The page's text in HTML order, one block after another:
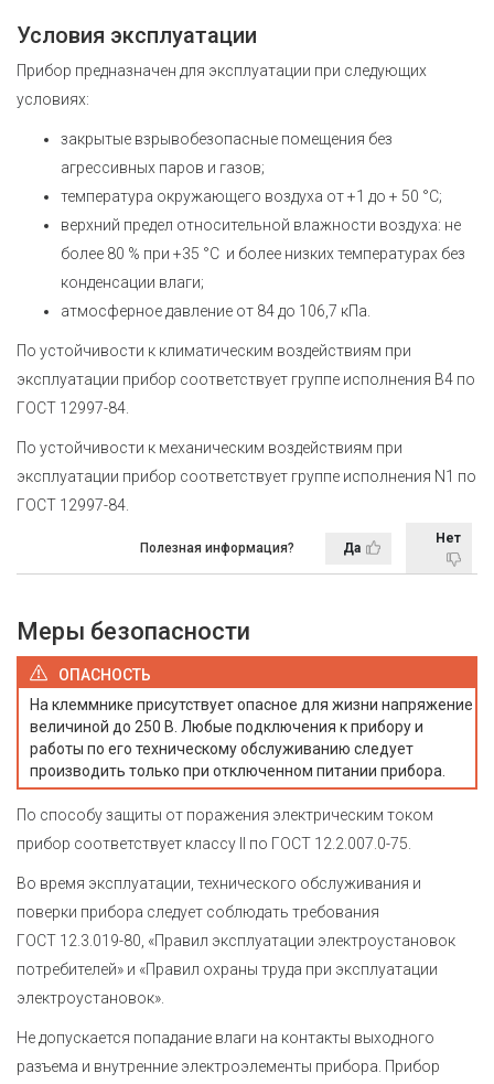
Условия эксплуатации
Прибор предназначен для эксплуатации при следующих
условиях:
закрытые взрывобезопасные помещения без
агрессивных паров и газов;
температура окружающего воздуха от +1 до + 50 °С;
верхний предел относительной влажности воздуха: не
более 80 % при +35 °С и более низких температурах без
конденсации влаги;
атмосферное давление от 84 до 106,7 кПа.
По устойчивости к климатическим воздействиям при
эксплуатации прибор соответствует группе исполнения В4 по
ГОСТ 12997-84.
По устойчивости к механическим воздействиям при
эксплуатации прибор соответствует группе исполнения N1 по
ГОСТ 12997-84.
Полезная информация? Да
Нет
Меры безопасности
ОПАСНОСТЬ
На клеммнике присутствует опасное для жизни напряжение
величиной до 250 В. Любые подключения к прибору и
работы по его техническому обслуживанию следует
производить только при отключенном питании прибора.
По способу защиты от поражения электрическим током
прибор соответствует классу II по ГОСТ 12.2.007.0-75.
Во время эксплуатации, технического обслуживания и
поверки прибора следует соблюдать требования
ГОСТ 12.3.019-80, «Правил эксплуатации электроустановок
потребителей» и «Правил охраны труда при эксплуатации
электроустановок».
Не допускается попадание влаги на контакты выходного
разъема и внутренние электроэлементы прибора. Прибор